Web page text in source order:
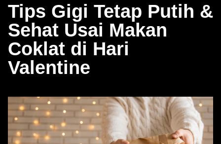
Tips Gigi Tetap Putih &
Sehat Usai Makan
Coklat di Hari
Valentine